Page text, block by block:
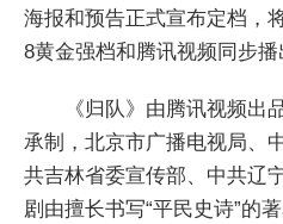
海报和预告正式宣布定档，
8黄金强档和腾讯视频同步播
《归队》由腾讯视频出
承制，北京市广播电视局、
共吉林省委宣传部、中共辽
剧由擅长书写“平民史诗”的